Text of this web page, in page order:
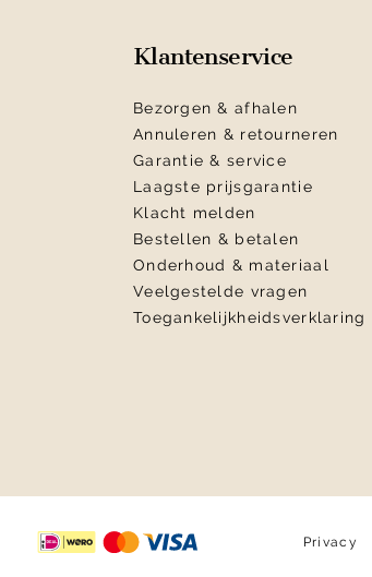
Klantenservice
Bezorgen & afhalen
Annuleren & retourneren
Garantie & service
Laagste prijsgarantie
Klacht melden
Bestellen & betalen
Onderhoud & materiaal
Veelgestelde vragen
Toegankelijkheidsverklaring
Privacy